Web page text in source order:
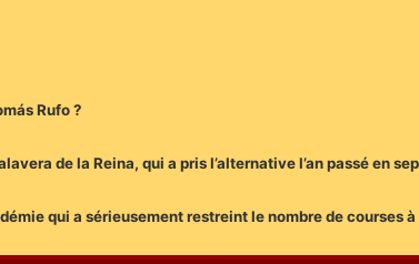
Rufo ?
de la Reina, qui a pris l’alternative l’an passé en
qui a sérieusement restreint le nombre de courses à